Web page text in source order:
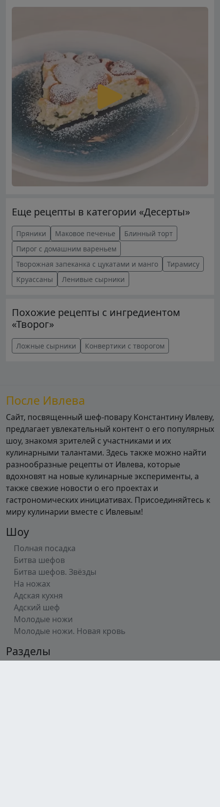
Еще рецепты в категории «Десерты»
Пряники Маковое печенье
Блинный торт
Пирог с домашним вареньем
Творожная запеканка с цукатами и манго
Тирамису
Круассаны
Ленивые сырники
Похожие рецепты с ингредиентом
«Творог»
Ложные сырники Конвертики с творогом
После Ивлева
Сайт, посвященный шеф-повару Константину Ивлеву,
предлагает увлекательный контент о его популярных
шоу, знакомя зрителей с участниками и их
кулинарными талантами. Здесь также можно найти
разнообразные рецепты от Ивлева, которые
вдохновят на новые кулинарные эксперименты, а
также свежие новости о его проектах и
гастрономических инициативах. Присоединяйтесь к
миру кулинарии вместе с Ивлевым!
Шоу
Полная посадка
Битва шефов
Битва шефов. Звёзды
На ножах
Адская кухня
Адский шеф
Молодые ножи
Молодые ножи. Новая кровь
Разделы